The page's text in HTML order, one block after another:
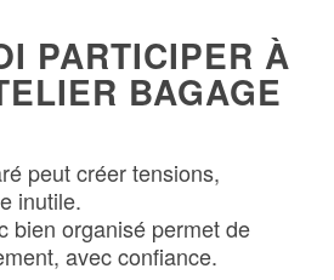
PARTICIPER À
BAGAGE
peut créer tensions,
inutile.
bien organisé permet de
avec confiance.